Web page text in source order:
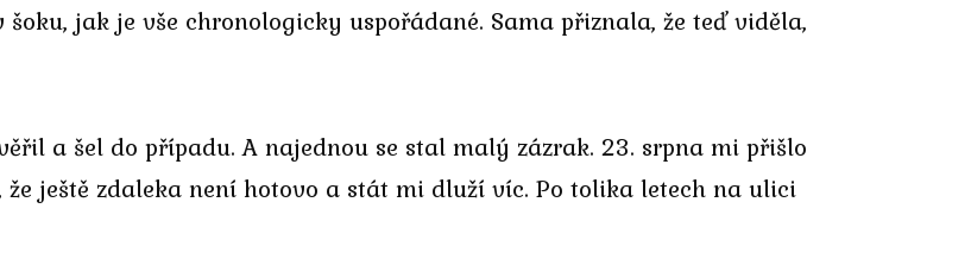
jak je vše chronologicky uspořádané. Sama přiznala, že teď viděla,
a šel do případu. A najednou se stal malý zázrak. 23. srpna mi přišlo
ještě zdaleka není hotovo a stát mi dluží víc. Po tolika letech na ulici